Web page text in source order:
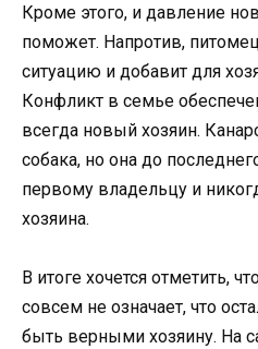
Кроме этого, и давление
поможет. Напротив, питомец
ситуацию и добавит для
Конфликт в семье
всегда новый хозяин.
собака, но она до
первому владельцу и
хозяина.
В итоге хочется отметить,
совсем не означает, что
быть верными хозяину. На